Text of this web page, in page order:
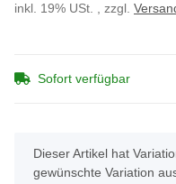
inkl. 19% USt. , zzgl.
Sofort verfügbar
x
Dieser Artikel hat
gewünschte Variation